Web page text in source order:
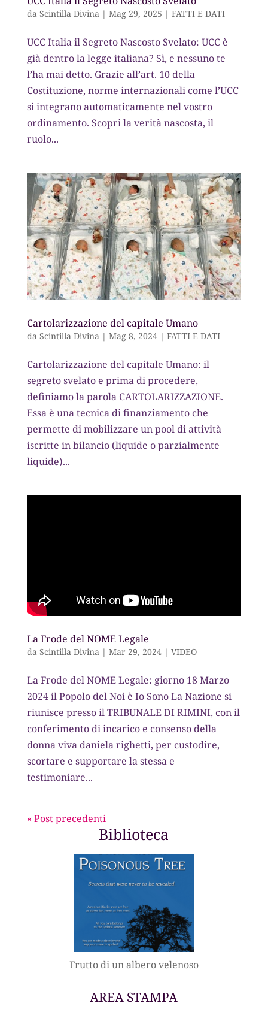
da Scintilla Divina | Mag 29, 2025 | FATTI E DATI
UCC Italia il Segreto Nascosto Svelato: UCC è
già dentro la legge italiana? Sì, e nessuno te
l’ha mai detto. Grazie all’art. 10 della
Costituzione, norme internazionali come l’UCC
si integrano automaticamente nel vostro
ordinamento. Scopri la verità nascosta, il
ruolo...
Cartolarizzazione del capitale Umano
da Scintilla Divina| Mag 8, 2024| FATTI E DATI
Cartolarizzazione del capitale Umano: il
segreto svelato e prima di procedere,
definiamo la parola CARTOLARIZZAZIONE.
Essa è una tecnica di finanziamento che
permette di mobilizzare un pool di attività
iscritte in bilancio (liquide o parzialmente
liquide)...
La Frode del NOME Legale
da Scintilla Divina| Mar 29, 2024| VIDEO
La Frode del NOME Legale: giorno 18 Marzo
2024 il Popolo del Noi è Io Sono La Nazione si
riunisce presso il TRIBUNALE DI RIMINI, con il
conferimento di incarico e consenso della
donna viva daniela righetti, per custodire,
scortare e supportare la stessa e
testimoniare...
« Post precedenti
Biblioteca
Frutto di un albero velenoso
AREA STAMPA